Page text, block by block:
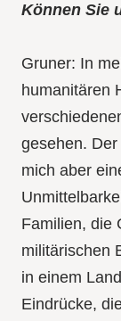
Können Sie
Gruner: In
humanitären
gesehen.
mich aber
Familien, die
militärischen
in einem
Eindrücke,